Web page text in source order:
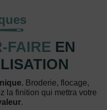
FAIRE EN
Broderie, flocage,
la finition qui mettra votre
.